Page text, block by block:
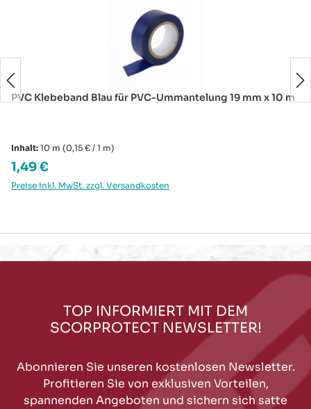
PVC Klebeband Blau für PVC-Ummantelung 19 mm x 10 m
Inhalt: 10 m (0,15 € / 1 m)
Regulärer Preis:
1,49 €
Preise inkl. MwSt. zzgl. Versandkosten
TOP INFORMIERT MIT DEM
SCORPROTECT NEWSLETTER!
Abonnieren Sie unseren kostenlosen Newsletter.
Profitieren Sie von exklusiven Vorteilen,
spannenden Angeboten und sichern sich satte